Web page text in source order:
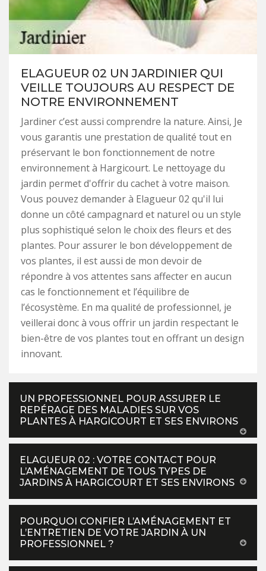
ELAGUEUR 02 UN JARDINIER QUI
VEILLE TOUJOURS AU RESPECT DE
NOTRE ENVIRONNEMENT
Jardiner c’est aussi comprendre la nature. Ainsi, Je
vous garantis une prestation de qualité tout en
préservant le bon fonctionnement de notre
environnement à Hargicourt. Le nettoyage du
jardin permet d'offrir du cachet à votre maison.
Vous pouvez demander à Elagueur 02 qu'il lui
donne un côté campagnard et naturel ou un style
plus sophistiqué selon le choix des fleurs et des
plantes. Pour assurer le bon développement de
vos plantes, il est aussi de mon devoir de
répondre à vos attentes sans affecter en aucun
cas le fonctionnement et l’équilibre de
l’écosystème. En ma qualité de professionnel, je
veillerai donc à vous offrir un jardin respectant le
bien-être de vos plantes tout en offrant un design
innovant.
UN PROFESSIONNEL POUR ASSURER LE
REPÉRAGE DES MALADIES SUR VOS
PLANTES À HARGICOURT ET SES ENVIRONS
ELAGUEUR 02 : VOTRE CONTACT POUR
L’AMÉNAGEMENT DE TOUS TYPES DE
JARDINS À HARGICOURT ET SES ENVIRONS
POURQUOI CONFIER L’AMÉNAGEMENT ET
L’ENTRETIEN DE VOTRE JARDIN À UN
PROFESSIONNEL ?